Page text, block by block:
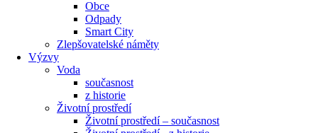
Obce
Odpady
Smart City
Zlepšovatelské náměty
Výzvy
Voda
současnost
z historie
Životní prostředí
Životní prostředí – současnost